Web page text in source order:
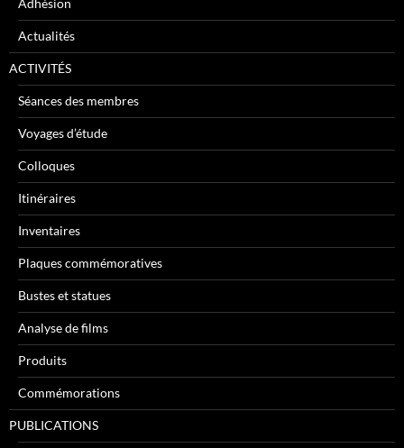
Adhésion
Actualités
ACTIVITÉS
Séances des membres
Voyages d’étude
Colloques
Itinéraires
Inventaires
Plaques commémoratives
Bustes et statues
Analyse de films
Produits
Commémorations
PUBLICATIONS